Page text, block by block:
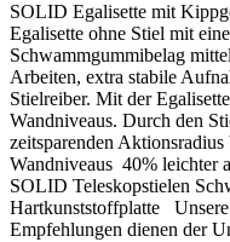
SOLID Egalisette mit
Egalisette ohne Stiel mit
Schwammgummibelag
Arbeiten, extra stabile
Stielreiber. Mit der
Wandniveaus. Durch den
zeitsparenden
Wandniveaus 40% leichter
SOLID Teleskopstielen
Hartkunststoffplatte Unsere
Empfehlungen dienen der